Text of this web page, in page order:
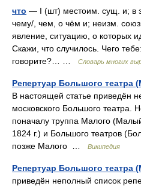
что — I (шт) местоим. сущ. и; в
чему/, чем, о чём и; неизм.
явление, ситуацию, о которых
Скажи, что случилось. Чего
говорите?… …
Словарь многих
Репертуар Большого театра
В настоящей статье приведён
московского Большого театра.
поначалу труппа Малого
1824 г.) и Большого театров
позже Малого …
Википедия
Репертуар Большого театра
приведён неполный список